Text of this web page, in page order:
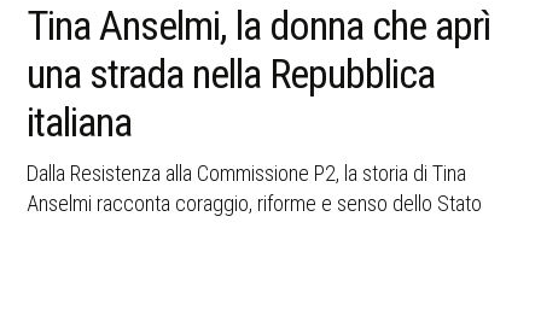
Tina Anselmi, la donna che aprì
una strada nella Repubblica
italiana
Dalla Resistenza alla Commissione P2, la storia di Tina
Anselmi racconta coraggio, riforme e senso dello Stato